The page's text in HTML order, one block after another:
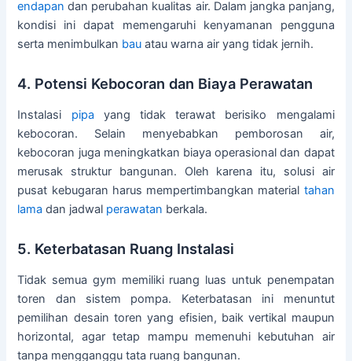
endapan dan perubahan kualitas air. Dalam jangka panjang,
kondisi ini dapat memengaruhi kenyamanan pengguna
serta menimbulkan bau atau warna air yang tidak jernih.
4. Potensi Kebocoran dan Biaya Perawatan
Instalasi pipa yang tidak terawat berisiko mengalami
kebocoran. Selain menyebabkan pemborosan air,
kebocoran juga meningkatkan biaya operasional dan dapat
merusak struktur bangunan. Oleh karena itu, solusi air
pusat kebugaran harus mempertimbangkan material tahan
lama dan jadwal perawatan berkala.
5. Keterbatasan Ruang Instalasi
Tidak semua gym memiliki ruang luas untuk penempatan
toren dan sistem pompa. Keterbatasan ini menuntut
pemilihan desain toren yang efisien, baik vertikal maupun
horizontal, agar tetap mampu memenuhi kebutuhan air
tanpa mengganggu tata ruang bangunan.